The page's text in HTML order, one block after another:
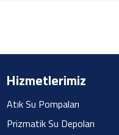
Hizmetlerimiz
Atık Su Pompaları
Prizmatik Su Depoları